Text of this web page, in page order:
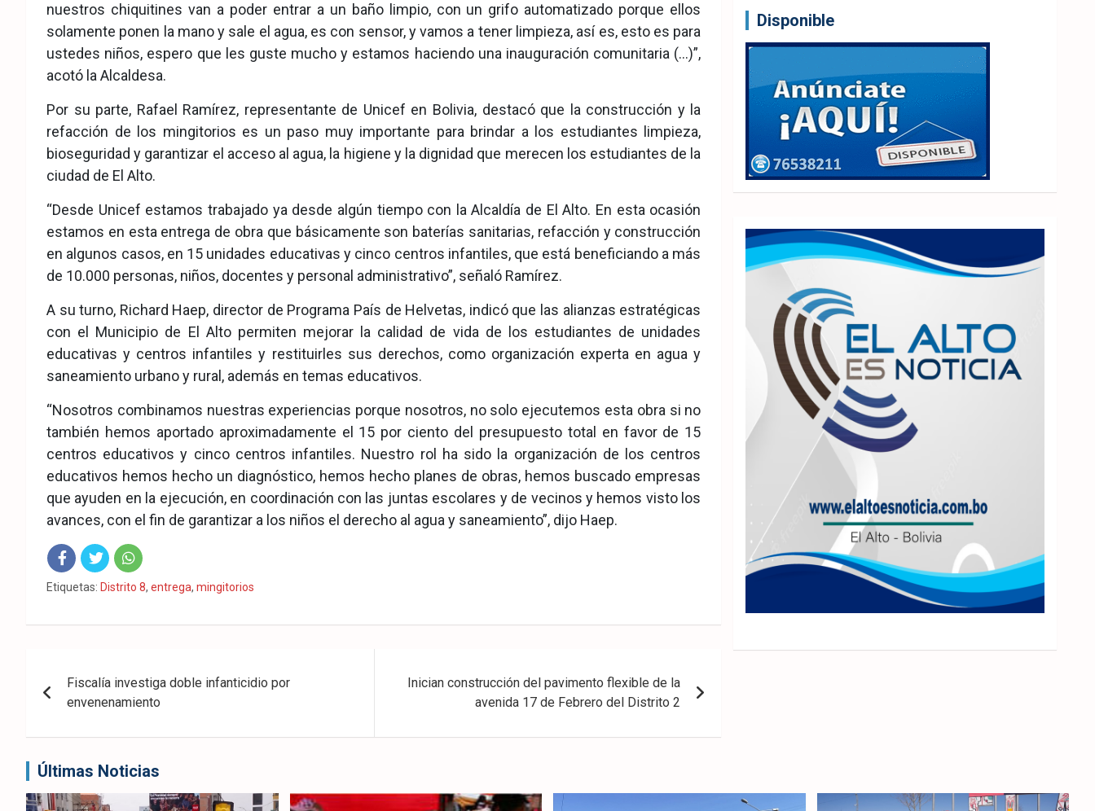
nuestros chiquitines van a poder entrar a un baño limpio, con un grifo automatizado porque ellos
solamente ponen la mano y sale el agua, es con sensor, y vamos a tener limpieza, así es, esto es para
ustedes niños, espero que les guste mucho y estamos haciendo una inauguración comunitaria (…)”,
acotó la Alcaldesa.
Por su parte, Rafael Ramírez, representante de Unicef en Bolivia, destacó que la construcción y la
refacción de los mingitorios es un paso muy importante para brindar a los estudiantes limpieza,
bioseguridad y garantizar el acceso al agua, la higiene y la dignidad que merecen los estudiantes de la
ciudad de El Alto.
“Desde Unicef estamos trabajado ya desde algún tiempo con la Alcaldía de El Alto. En esta ocasión
estamos en esta entrega de obra que básicamente son baterías sanitarias, refacción y construcción
en algunos casos, en 15 unidades educativas y cinco centros infantiles, que está beneficiando a más
de 10.000 personas, niños, docentes y personal administrativo”, señaló Ramírez.
A su turno, Richard Haep, director de Programa País de Helvetas, indicó que las alianzas estratégicas
con el Municipio de El Alto permiten mejorar la calidad de vida de los estudiantes de unidades
educativas y centros infantiles y restituirles sus derechos, como organización experta en agua y
saneamiento urbano y rural, además en temas educativos.
“Nosotros combinamos nuestras experiencias porque nosotros, no solo ejecutemos esta obra si no
también hemos aportado aproximadamente el 15 por ciento del presupuesto total en favor de 15
centros educativos y cinco centros infantiles. Nuestro rol ha sido la organización de los centros
educativos hemos hecho un diagnóstico, hemos hecho planes de obras, hemos buscado empresas
que ayuden en la ejecución, en coordinación con las juntas escolares y de vecinos y hemos visto los
avances, con el fin de garantizar a los niños el derecho al agua y saneamiento”, dijo Haep.
Fac Twit Wha
Etiquetas: Distrito 8, entrega, mingitorios
de
Fiscalía investiga doble infanticidio por
envenenamiento
Inician construcción del pavimento flexible de la
avenida 17 de Febrero del Distrito 2
Disponible
Últimas Noticias